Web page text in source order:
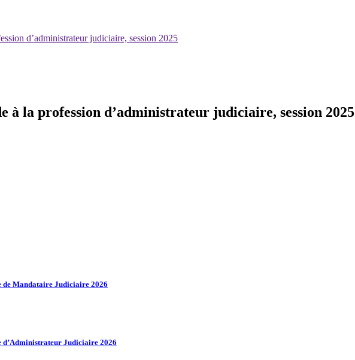
d’administrateur judiciaire, session 2025
à la profession d’administrateur judiciaire, session 2025
de Mandataire Judiciaire 2026
d’Administrateur Judiciaire 2026